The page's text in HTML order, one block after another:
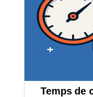
Temps de